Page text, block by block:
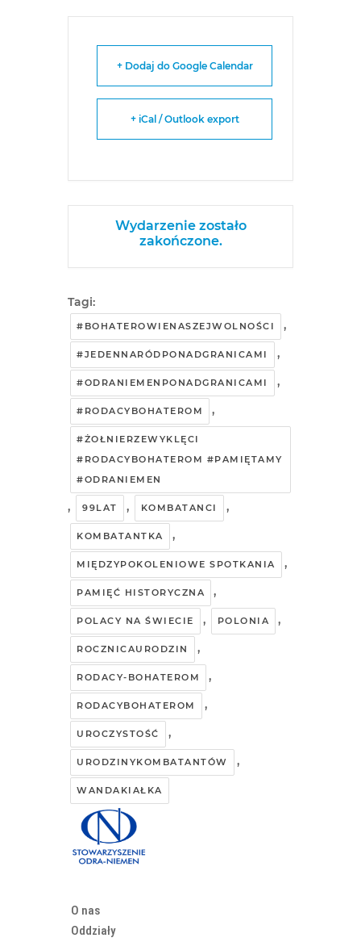
+ Dodaj do Google Calendar
+ iCal / Outlook export
Wydarzenie zostało
zakończone.
Tagi:
#BOHATEROWIENASZEJWOLNOŚCI ,
#JEDENNARÓDPONADGRANICAMI ,
#ODRANIEMENPONADGRANICAMI ,
#RODACYBOHATEROM ,
#ŻOŁNIERZEWYKLĘCI
#RODACYBOHATEROM #PAMIĘTAMY
#ODRANIEMEN
, 99LAT , KOMBATANCI ,
KOMBATANTKA ,
MIĘDZYPOKOLENIOWE SPOTKANIA ,
PAMIĘĆ HISTORYCZNA ,
POLACY NA ŚWIECIE , POLONIA ,
ROCZNICAURODZIN ,
RODACY-BOHATEROM ,
RODACYBOHATEROM ,
UROCZYSTOŚĆ ,
URODZINYKOMBATANTÓW ,
WANDAKIAŁKA
O nas
Oddziały